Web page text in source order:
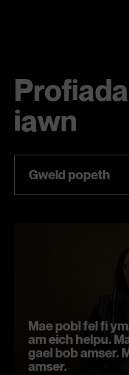
iawn
Gweld popeth
Mae pobl fel fi
am eich helpu.
gael bob amser.
amser.